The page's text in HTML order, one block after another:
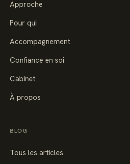
Approche
Pour qui
Accompagnement
Confiance en soi
Cabinet
À propos
BLOG
Tous les articles